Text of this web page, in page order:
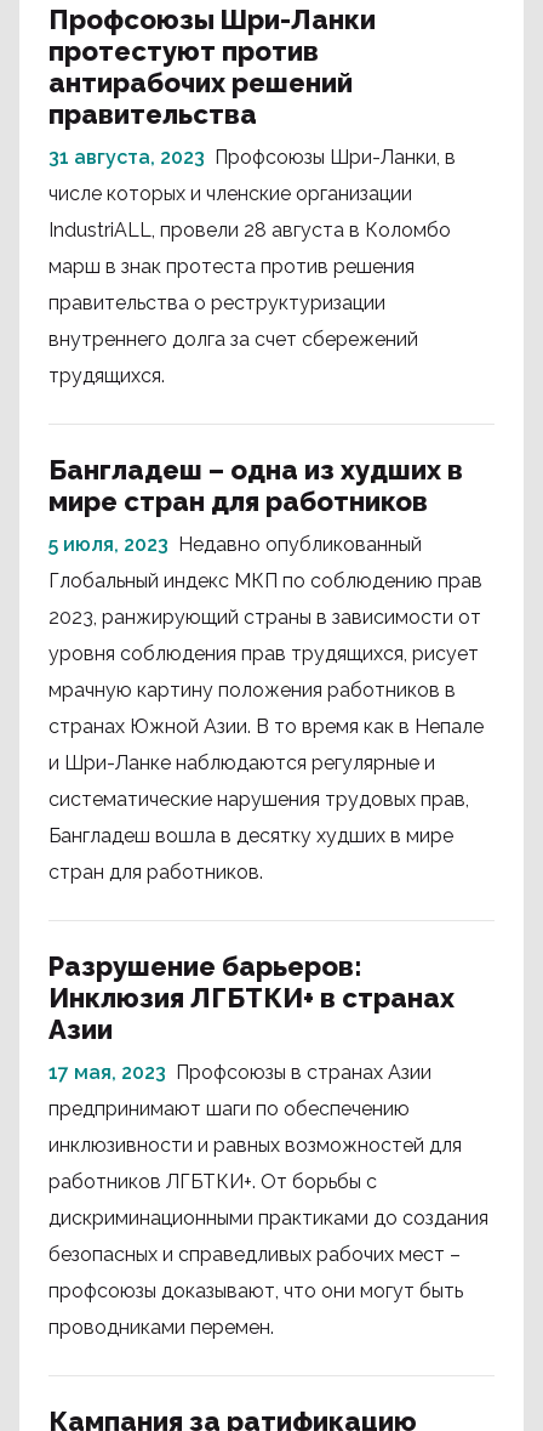
Профсоюзы Шри-Ланки
протестуют против
антирабочих решений
правительства
31 августа, 2023 Профсоюзы Шри-Ланки, в
числе которых и членские организации
IndustriALL, провели 28 августа в Коломбо
марш в знак протеста против решения
правительства о реструктуризации
внутреннего долга за счет сбережений
трудящихся.
Бангладеш – одна из худших в
мире стран для работников
5 июля, 2023 Недавно опубликованный
Глобальный индекс МКП по соблюдению прав
2023, ранжирующий страны в зависимости от
уровня соблюдения прав трудящихся, рисует
мрачную картину положения работников в
странах Южной Азии. В то время как в Непале
и Шри-Ланке наблюдаются регулярные и
систематические нарушения трудовых прав,
Бангладеш вошла в десятку худших в мире
стран для работников.
Разрушение барьеров:
Инклюзия ЛГБТКИ+ в странах
Азии
17 мая, 2023 Профсоюзы в странах Азии
предпринимают шаги по обеспечению
инклюзивности и равных возможностей для
работников ЛГБТКИ+. От борьбы с
дискриминационными практиками до создания
безопасных и справедливых рабочих мест –
профсоюзы доказывают, что они могут быть
проводниками перемен.
Кампания за ратификацию